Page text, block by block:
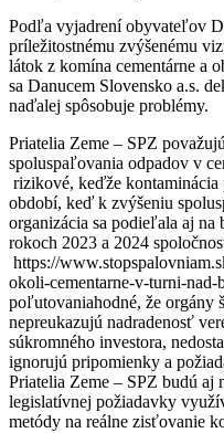
Podľa vyjadrení obyvateľov
príležitostnému zvýšenému
látok z komína cementárne a
sa Danucem Slovensko a.s.
naďalej spôsobuje problémy.
Priatelia Zeme – SPZ
spoluspaľovania odpadov v
rizikové, keďže kontaminácia
období, keď k zvýšeniu
organizácia sa podieľala aj
rokoch 2023 a 2024
https://
okoli-cementarne-v-turni-
poľutovaniahodné, že orgány
nepreukazujú nadradenosť
súkromného investora,
ignorujú pripomienky a
Priatelia Zeme – SPZ budú aj
legislatívnej požiadavky
metódy na reálne zisťovanie